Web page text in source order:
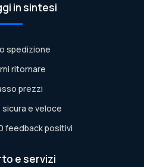
in sintesi
spedizione
ritornare
prezzi
e veloce
feedback positivi
e servizi